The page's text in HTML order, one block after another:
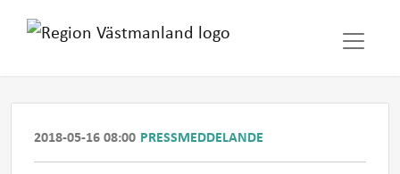
2018-05-16 08:00 PRESSMEDDELANDE